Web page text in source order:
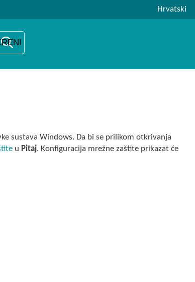
Hrvatski
sustava Windows. Da bi se prilikom otkrivanja
u Pitaj. Konfiguracija mrežne zaštite prikazat će